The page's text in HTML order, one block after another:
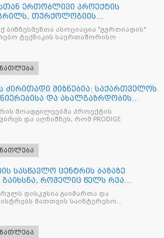
სთან ერთობლივი პროექტის
თურქოლოგიის
თბილისის ასოციაცია "გურთიადის"
ტექნიკის საერთაშორისო
ძირითადი მიზნებია: საქართველოს
და ახალგაზრდობის
მოადგილეებმა პროექტის
და აღნიშნეს, რომ PRODIGE
სასწავლო ცენტრის ბაზაზე
გაიხსნა, რომელიც წელს რვა
დისკუსია გაიმართა და
მათთვის საინტერესო